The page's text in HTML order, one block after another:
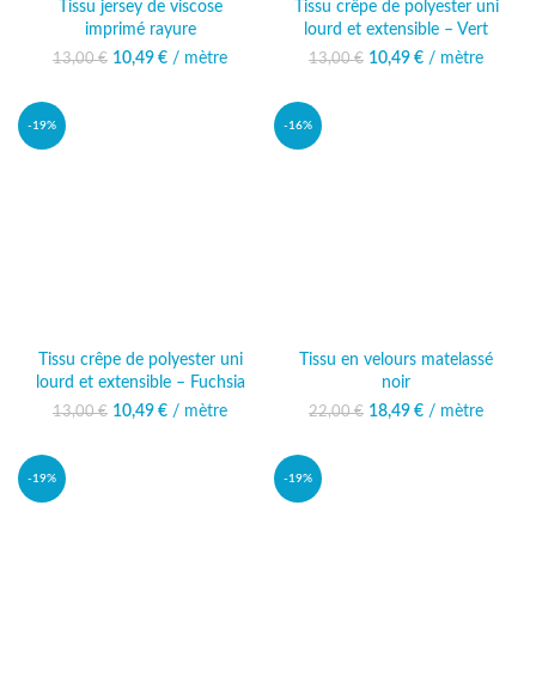
Tissu jersey de viscose
imprimé rayure
13,00€
Le prix initial était :
10,49 €
Le prix
/ mètre
Tissu crêpe de polyester uni
lourd et extensible – Vert
13,00€
Le prix initial était :
10,49 €
Le prix
/ mètre
-19%
Tissu crêpe de polyester uni
lourd et extensible – Fuchsia
13,00€
Le prix initial était :
10,49 €
Le prix
/ mètre
-16%
Tissu en velours matelassé
noir
22,00€
Le prix initial était :
18,49 €
Le prix
/ mètre
-19% -19%